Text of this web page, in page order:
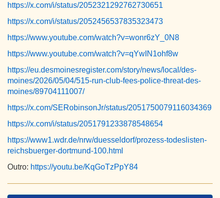
https://x.com/i/status/2052321292762730651
https://x.com/i/status/2052456537835323473
https://www.youtube.com/watch?v=wonr6zY_0N8
https://www.youtube.com/watch?v=qYwIN1ohf8w
https://eu.desmoinesregister.com/story/news/local/des-
moines/2026/05/04/515-run-club-fees-police-threat-des-
moines/89704111007/
https://x.com/SERobinsonJr/status/2051750079116034369
https://x.com/i/status/2051791233878548654
https://www1.wdr.de/nrw/duesseldorf/prozess-todeslisten-
reichsbuerger-dortmund-100.html
Outro: https://youtu.be/KqGoTzPpY84